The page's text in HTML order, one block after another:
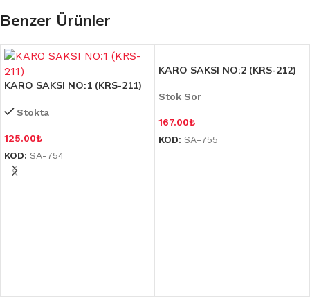
Benzer Ürünler
KARO SAKSI NO:1 (KRS-211)
Stokta
125.00₺
KOD: SA-754
KARO SAKSI NO:2 (KRS-212)
Stok Sor
167.00₺
KOD: SA-755